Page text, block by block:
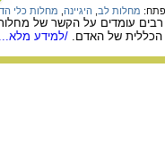
מחלות לב היגיינה מחלות כלי
עומדים על הקשר של מחלות
הכללית של האדם. /למידע מלא...